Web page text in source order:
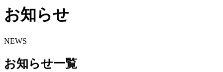
お知らせ
NEWS
お知らせ一覧